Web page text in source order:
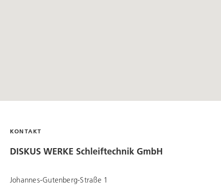
KONTAKT
DISKUS WERKE Schleiftechnik GmbH
Johannes-Gutenberg-Straße 1